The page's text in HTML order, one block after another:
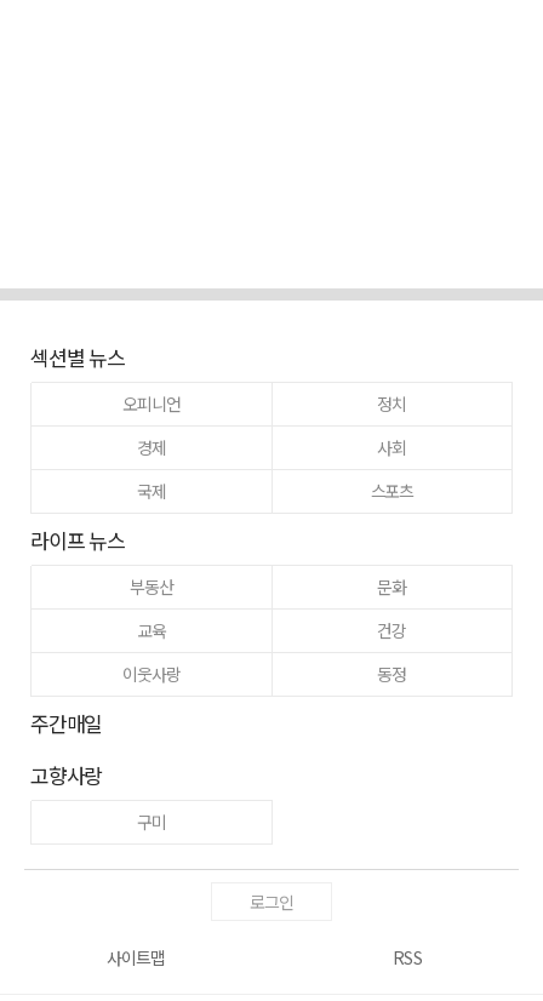
섹션별 뉴스
오피니언
정치
경제
사회
국제
스포츠
라이프 뉴스
부동산
문화
교육
건강
이웃사랑
동정
주간매일
고향사랑
구미
로그인
사이트맵 RSS